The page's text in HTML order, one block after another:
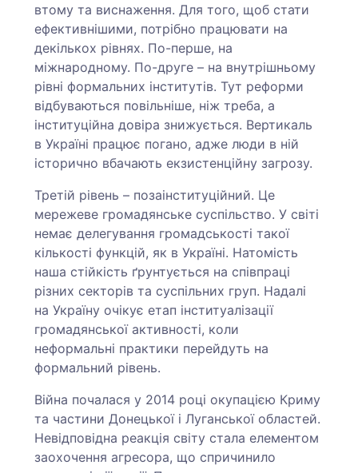
втому та виснаження. Для того, щоб стати
ефективнішими, потрібно працювати на
декількох рівнях. По-перше, на
міжнародному. По-друге – на внутрішньому
рівні формальних інститутів. Тут реформи
відбуваються повільніше, ніж треба, а
інституційна довіра знижується. Вертикаль
в Україні працює погано, адже люди в ній
історично вбачають екзистенційну загрозу.
Третій рівень – позаінституційний. Це
мережеве громадянське суспільство. У світі
немає делегування громадськості такої
кількості функцій, як в Україні. Натомість
наша стійкість ґрунтується на співпраці
різних секторів та суспільних груп. Надалі
на Україну очікує етап інституалізації
громадянської активності, коли
неформальні практики перейдуть на
формальний рівень.
Війна почалася у 2014 році окупацією Криму
та частини Донецької і Луганської областей.
Невідповідна реакція світу стала елементом
заохочення агресора, що спричинило